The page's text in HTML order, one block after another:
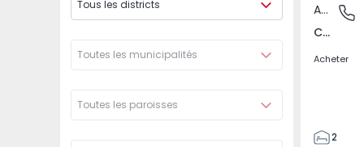
Tous les districts
Toutes les municipalités
Toutes les paroisses
Covilhã
Appartement
Covilhã e Canhoso, Castelo Branco
Acheter
2